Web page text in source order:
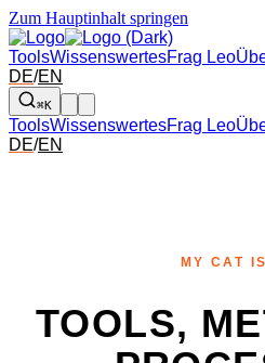
Zum Hauptinhalt springen
ToolsWissenswertesFrag Leo
DE/EN
⌘K
ToolsWissenswertesFrag Leo
DE/EN
MY CAT
TOOLS,